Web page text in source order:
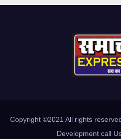
Copyright ©2021 All rights
Development call